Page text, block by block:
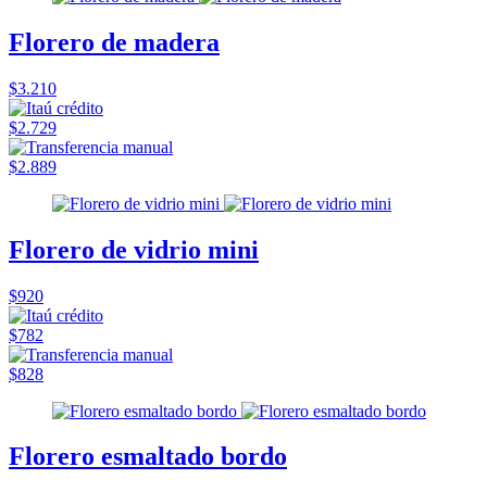
Florero de madera
$3.210
$2.729
$2.889
Florero de vidrio mini
$920
$782
$828
Florero esmaltado bordo